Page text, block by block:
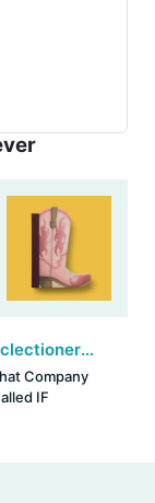
Eclectionery Notable Books - Boot
Company
IF